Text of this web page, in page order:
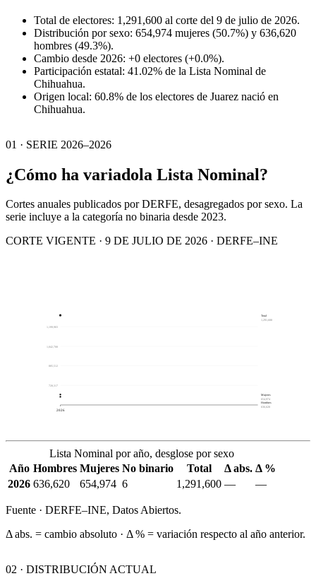
Total de electores: 1,291,600 al corte del 9 de julio de 2026.
Distribución por sexo: 654,974 mujeres (50.7%) y 636,620
hombres (49.3%).
Cambio desde 2026: +0 electores (+0.0%).
Participación estatal: 41.02% de la Lista Nominal de
Chihuahua.
Origen local: 60.8% de los electores de Juarez nació en
Chihuahua.
01 · SERIE 2026–2026
¿Cómo ha variadola Lista Nominal?
Cortes anuales publicados por DERFE, desagregados por sexo. La
serie incluye a la categoría no binaria desde 2023.
CORTE VIGENTE · 9 DE JULIO DE 2026 · DERFE–INE
728,317
885,512
1,042,708
1,199,903
2026
Total
1,291,600
Mujeres
654,974
Hombres
636,620
Lista Nominal por año, desglose por sexo
Año Hombres Mujeres No binario Total Δ abs. Δ %
2026 636,620 654,974 6 1,291,600 — —
Fuente · DERFE–INE, Datos Abiertos.
Δ abs. = cambio absoluto · Δ % = variación respecto al año anterior.
02 · DISTRIBUCIÓN ACTUAL